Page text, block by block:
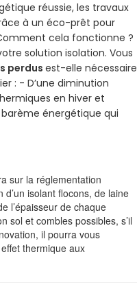
réussie, les travaux
à un éco-prêt pour
cela fonctionne ?
solution isolation. Vous
perdusest-elle nécessaire
: - D’une diminution
en hiver et
énergétique qui
sur la réglementation
d’un isolant flocons, de laine
l’épaisseur de chaque
sol et combles possibles, s’il
il pourra vous
thermique aux